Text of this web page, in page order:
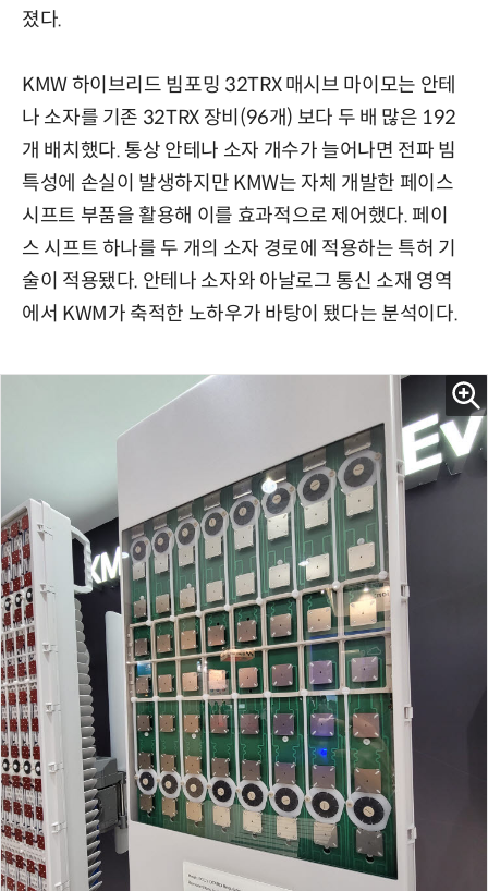
졌다.
KMW 하이브리드 빔포밍 32TRX 매시브 마이모는 안테
나 소자를 기존 32TRX 장비(96개) 보다 두 배 많은 192
개 배치했다. 통상 안테나 소자 개수가 늘어나면 전파 빔
특성에 손실이 발생하지만 KMW는 자체 개발한 페이스
시프트 부품을 활용해 이를 효과적으로 제어했다. 페이
스 시프트 하나를 두 개의 소자 경로에 적용하는 특허 기
술이 적용됐다. 안테나 소자와 아날로그 통신 소재 영역
에서 KWM가 축적한 노하우가 바탕이 됐다는 분석이다.